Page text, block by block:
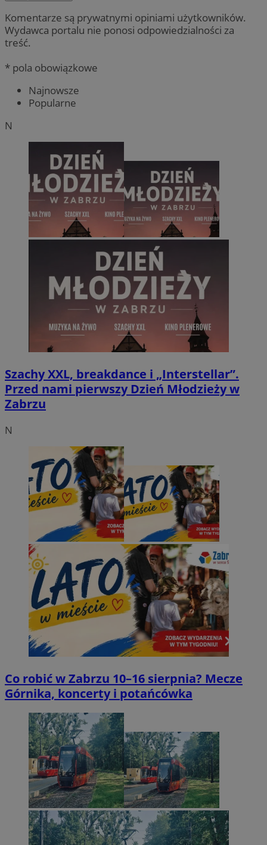
Komentarze są prywatnymi opiniami użytkowników.
Wydawca portalu nie ponosi odpowiedzialności za
treść.
* pola obowiązkowe
Najnowsze
Popularne
N
Szachy XXL, breakdance i „Interstellar”.
Przed nami pierwszy Dzień Młodzieży w
Zabrzu
N
Co robić w Zabrzu 10–16 sierpnia? Mecze
Górnika, koncerty i potańcówka